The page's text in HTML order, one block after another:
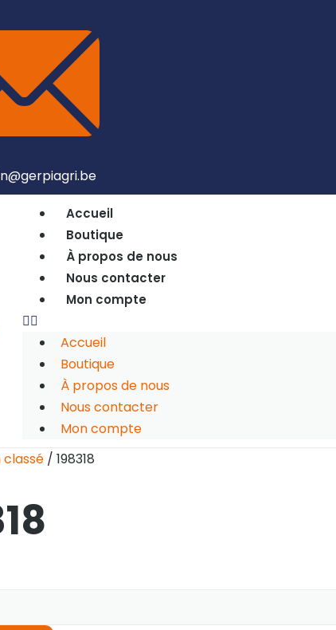
Accueil
Boutique
À propos de nous
Nous contacter
Mon compte
Accueil
Boutique
À propos de nous
Nous contacter
Mon compte
classé / 198318